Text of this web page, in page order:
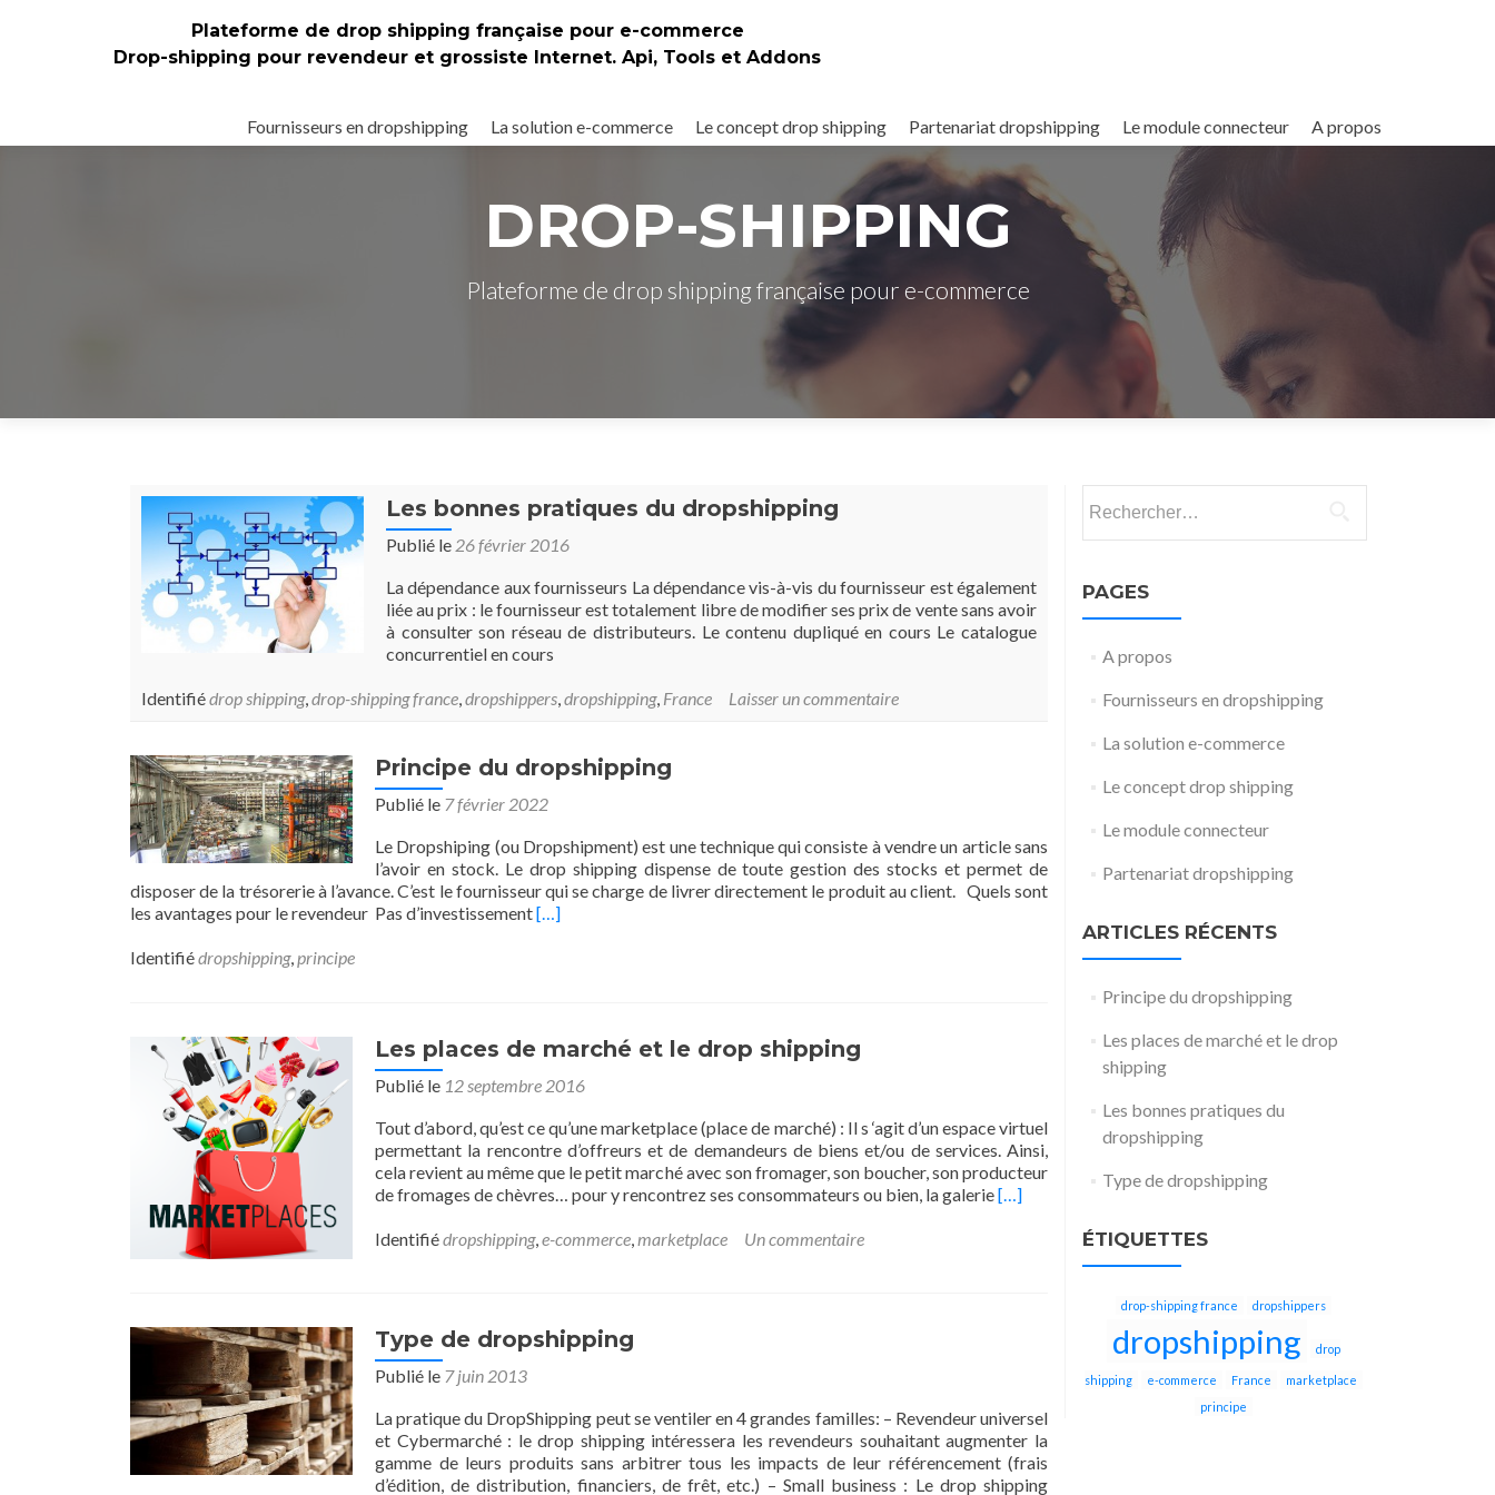
Plateforme de drop shipping française pour e-commerce
Drop-shipping pour revendeur et grossiste Internet. Api, Tools et Addons
au
contenu
Fournisseurs en dropshipping La solution e-commerce Le concept drop shipping Partenariat dropshipping Le module connecteur A propos
DROP-SHIPPING
Plateforme de drop shipping française pour e-commerce
Les bonnes pratiques du dropshipping
Publié le 26 février 2016
La dépendance aux fournisseurs La dépendance vis-à-vis du fournisseur est également
liée au prix : le fournisseur est totalement libre de modifier ses prix de vente sans avoir
à consulter son réseau de distributeurs. Le contenu dupliqué en cours Le catalogue
concurrentiel en cours
Identifiédrop shipping,drop-shipping france,dropshippers,dropshipping, France Laisser un commentaire
Principe du dropshipping
Publié le 7 février 2022
Le Dropshiping (ou Dropshipment) est une technique qui consiste à vendre un article sans
l’avoir en stock. Le drop shipping dispense de toute gestion des stocks et permet de
disposer de la trésorerie à l’avance. C’est le fournisseur qui se charge de livrer directement le produit au client. Quels sont
les avantages pour le revendeur Pas d’investissementEn
[…]
Identifiédropshipping,principe
Les places de marché et le drop shipping
Publié le 12 septembre 2016
Tout d’abord, qu’est ce qu’une marketplace (place de marché) : Il s ‘agit d’un espace virtuel
permettant la rencontre d’offreurs et de demandeurs de biens et/ou de services. Ainsi,
cela revient au même que le petit marché avec son fromager, son boucher, son producteur
de fromages de chèvres… pour y rencontrez ses consommateurs ou bien, la galerieEn
shipping
[…]
Identifiédropshipping,e-commerce,marketplace Un commentaire
Type de dropshipping
Publié le 7 juin 2013
La pratique du DropShipping peut se ventiler en 4 grandes familles: – Revendeur universel
et Cybermarché : le drop shipping intéressera les revendeurs souhaitant augmenter la
gamme de leurs produits sans arbitrer tous les impacts de leur référencement (frais
d’édition, de distribution, financiers, de frêt, etc.) – Small business : Le drop shipping
PAGES
A propos
Fournisseurs en dropshipping
La solution e-commerce
Le concept drop shipping
Le module connecteur
Partenariat dropshipping
ARTICLES RÉCENTS
Principe du dropshipping
Les places de marché et le drop
shipping
Les bonnes pratiques du
dropshipping
Type de dropshipping
ÉTIQUETTES
drop-shipping france dropshippers
dropshipping drop
shipping e-commerce France
marketplace
principe